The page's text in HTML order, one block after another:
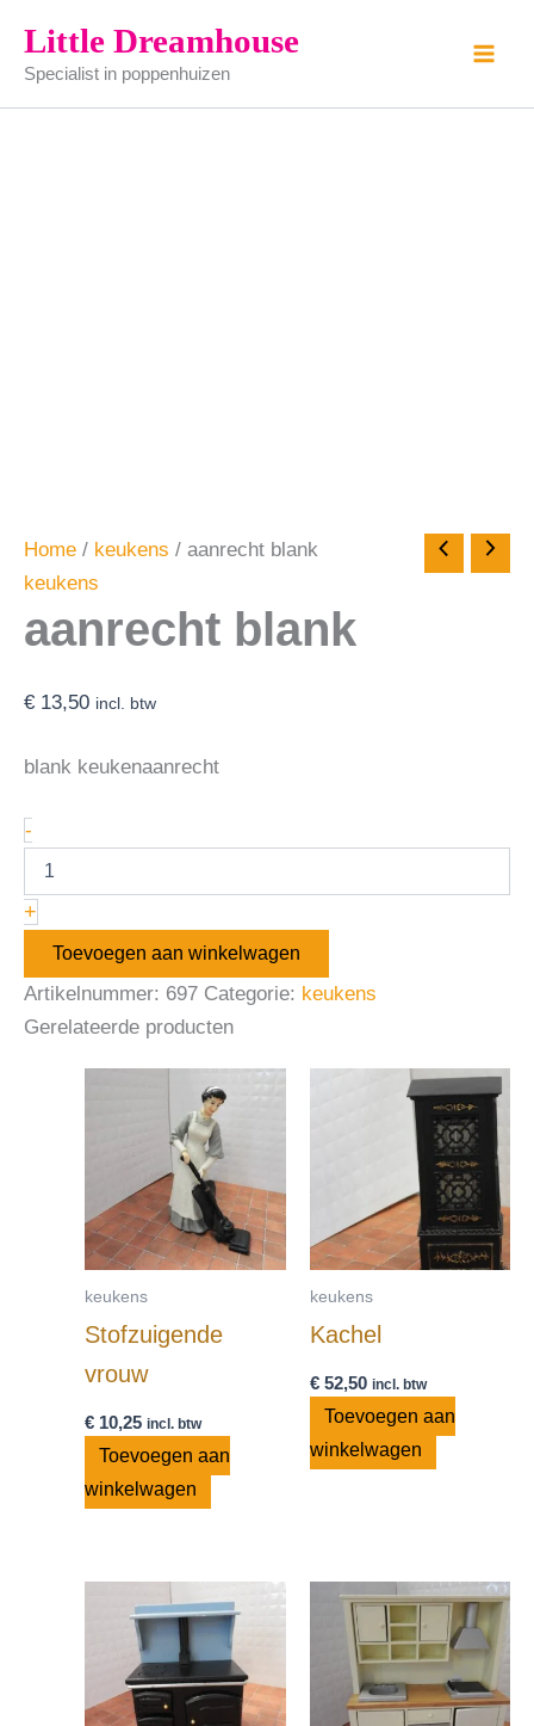
naar
inhoud
Little Dreamhouse
Specialist in poppenhuizen
Home / keukens / aanrecht blank
keukens
aanrecht blank
€ 13,50 incl. btw
blank keukenaanrecht
-
blank
aantal
+
Toevoegen aan winkelwagen
Artikelnummer: 697 Categorie: keukens
Gerelateerde producten
keukens
Stofzuigende
vrouw
€ 10,25 incl. btw
Toevoegen aan
winkelwagen
keukens
Kachel
€52,50 incl. btw
Toevoegen aan
winkelwagen